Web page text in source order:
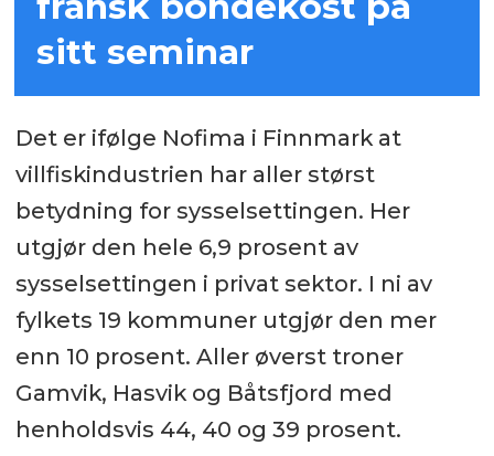
sitt seminar
Det er ifølge Nofima i Finnmark at
villfiskindustrien har aller størst
betydning for sysselsettingen. Her
utgjør den hele 6,9 prosent av
sysselsettingen i privat sektor. I ni av
fylkets 19 kommuner utgjør den mer
enn 10 prosent. Aller øverst troner
Gamvik, Hasvik og Båtsfjord med
henholdsvis 44, 40 og 39 prosent.